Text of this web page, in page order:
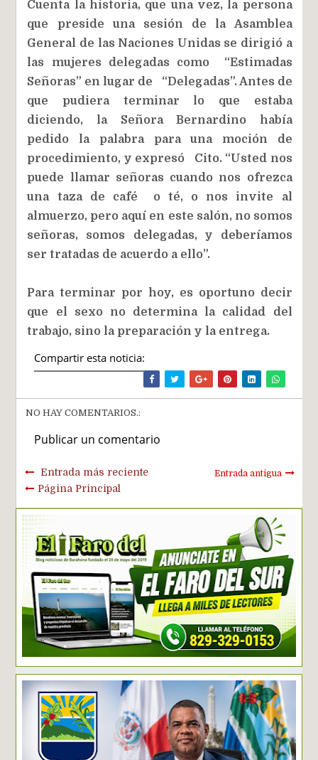
Cuenta la historia, que una vez, la persona
que preside una sesión de la Asamblea
General de las Naciones Unidas se dirigió a
las mujeres delegadas como “Estimadas
Señoras” en lugar de “Delegadas”. Antes de
que pudiera terminar lo que estaba
diciendo, la Señora Bernardino había
pedido la palabra para una moción de
procedimiento, y expresó Cito. “Usted nos
puede llamar señoras cuando nos ofrezca
una taza de café o té, o nos invite al
almuerzo, pero aquí en este salón, no somos
señoras, somos delegadas, y deberíamos
ser tratadas de acuerdo a ello”.
Para terminar por hoy, es oportuno decir
que el sexo no determina la calidad del
trabajo, sino la preparación y la entrega.
Compartir esta noticia:
NO HAY COMENTARIOS.:
Publicar un comentario
Entrada más reciente Entrada antigua
Página Principal